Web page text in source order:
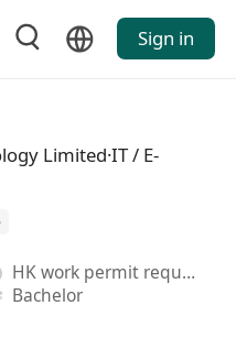
Sign in
Limited·IT / E-
HK work permit required
Bachelor